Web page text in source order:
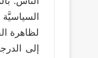
لظاهرة
إلى